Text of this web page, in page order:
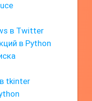
в Twitter
в Python
tkinter